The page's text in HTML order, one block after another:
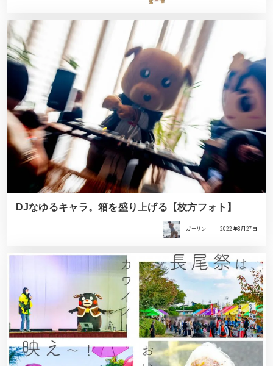
DJなゆるキャラ。箱を盛り上げる【枚方フォト】
ガーサン 2022年8月27日